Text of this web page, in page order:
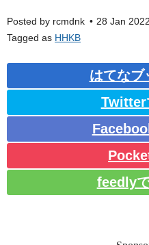
Posted by rcmdnk 28 Jan 2022
Tagged as HHKB
はてなブ
Twitter
feedly